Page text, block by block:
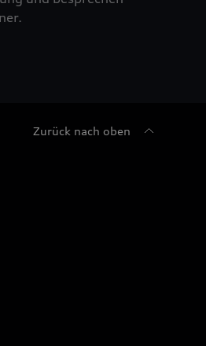
Zurück nach oben